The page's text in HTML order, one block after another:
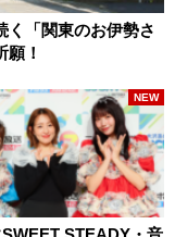
「関東のお伊勢さ
！
NEW